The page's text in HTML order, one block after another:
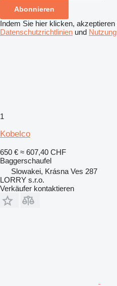
Abonnieren
Indem Sie hier klicken,
Datenschutzrichtlinien und
1
Kobelco
650 € ≈ 607,40 CHF
Baggerschaufel
Slowakei, Krásna Ves 287
LORRY s.r.o.
Verkäufer kontaktieren